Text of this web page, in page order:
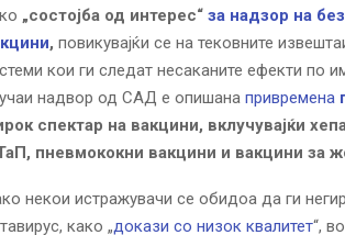
„состојба од интерес“ за надзор на
, повикувајќи се на тековните
кои ги следат несаканите ефекти по
надвор од САД е опишана привремена
спектар на вакцини, вклучувајќи
пневмококни вакцини и вакцини за
некои истражувачи се обидоа да ги
како „докази со низок квалитет“,